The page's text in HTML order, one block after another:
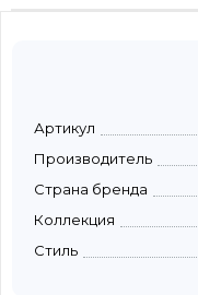
Артикул
Производитель
Страна бренда
Коллекция
Стиль